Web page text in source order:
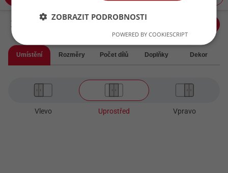
Skříň
Umístění Rozměry Počet dílů Doplňky Dekor
Vlevo Uprostřed Vpravo
ZOBRAZIT PODROBNOSTI
POWERED BY COOKIESCRIPT